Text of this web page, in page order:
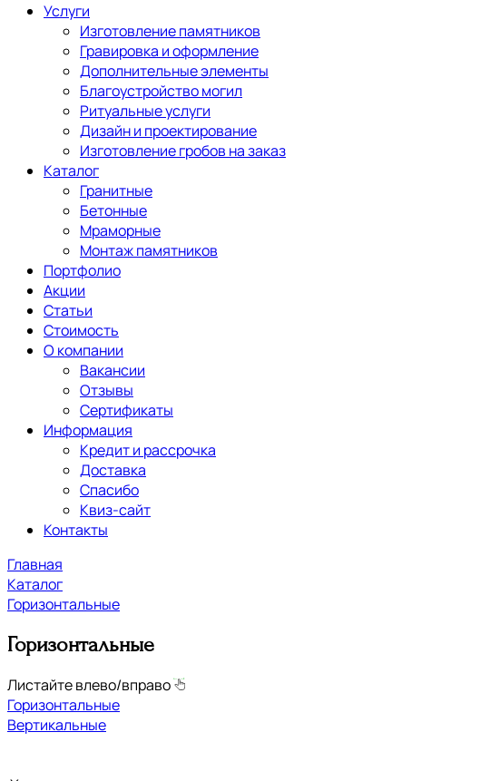
Услуги
Изготовление памятников
Гравировка и оформление
Дополнительные элементы
Благоустройство могил
Ритуальные услуги
Дизайн и проектирование
Изготовление гробов на заказ
Каталог
Гранитные
Бетонные
Мраморные
Монтаж памятников
Портфолио
Акции
Статьи
Стоимость
О компании
Вакансии
Отзывы
Сертификаты
Информация
Кредит и рассрочка
Доставка
Спасибо
Квиз-сайт
Контакты
Главная
Каталог
Горизонтальные
Горизонтальные
Листайте влево/вправо
Горизонтальные
Вертикальные